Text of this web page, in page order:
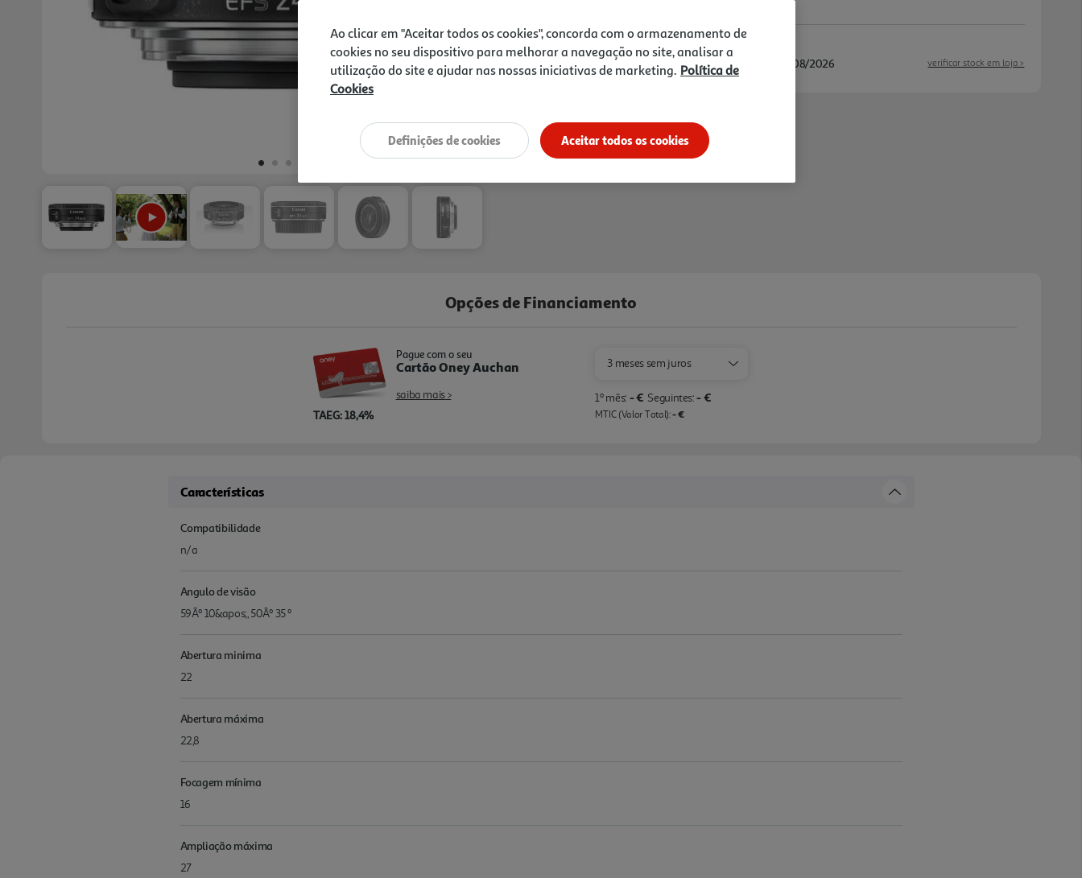
verificar stock em loja >
Entrega estimada entre13/08/2026 e 14/08/2026
Opções de Financiamento
TAEG: 18,4%
Pague com o seu
Cartão Oney Auchan
saiba mais >
3 meses sem juros
1º mês: - € Seguintes: - €
MTIC (Valor Total):- €
Características
Compatibilidade
n/a
Angulo de visão
59Âº 10&apos;, 50Âº 35 º
Abertura minima
22
Abertura máxima
22,8
Focagem mínima
16
Ampliação máxima
27
Ao clicar em "Aceitar todos os cookies", concorda com o armazenamento de
cookies no seu dispositivo para melhorar a navegação no site, analisar a
utilização do site e ajudar nas nossas iniciativas de marketing. Política de
Cookies
Aceitar todos os cookies
Definições de cookies